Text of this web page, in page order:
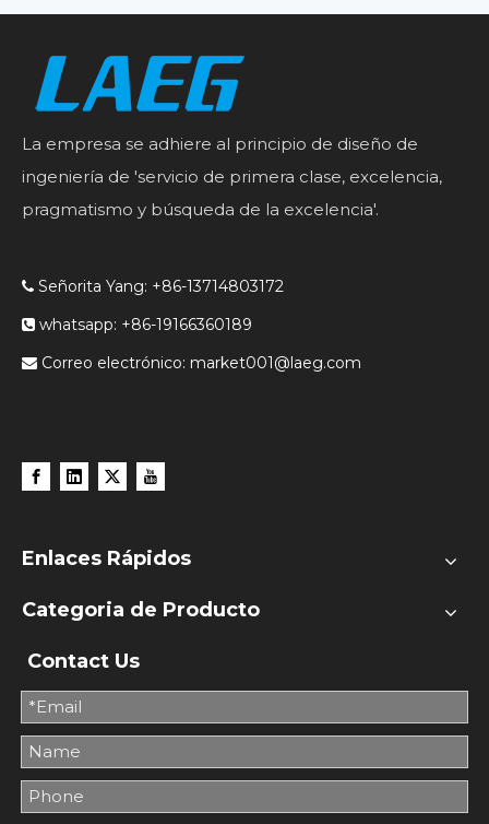
La empresa se adhiere al principio de diseño de
ingeniería de 'servicio de primera clase, excelencia,
pragmatismo y búsqueda de la excelencia'.
 Señorita Yang: +86-13714803172
 whatsapp: +86-19166360189
 Correo electrónico: market001@laeg.com
Enlaces Rápidos
Categoria de Producto
Contact Us